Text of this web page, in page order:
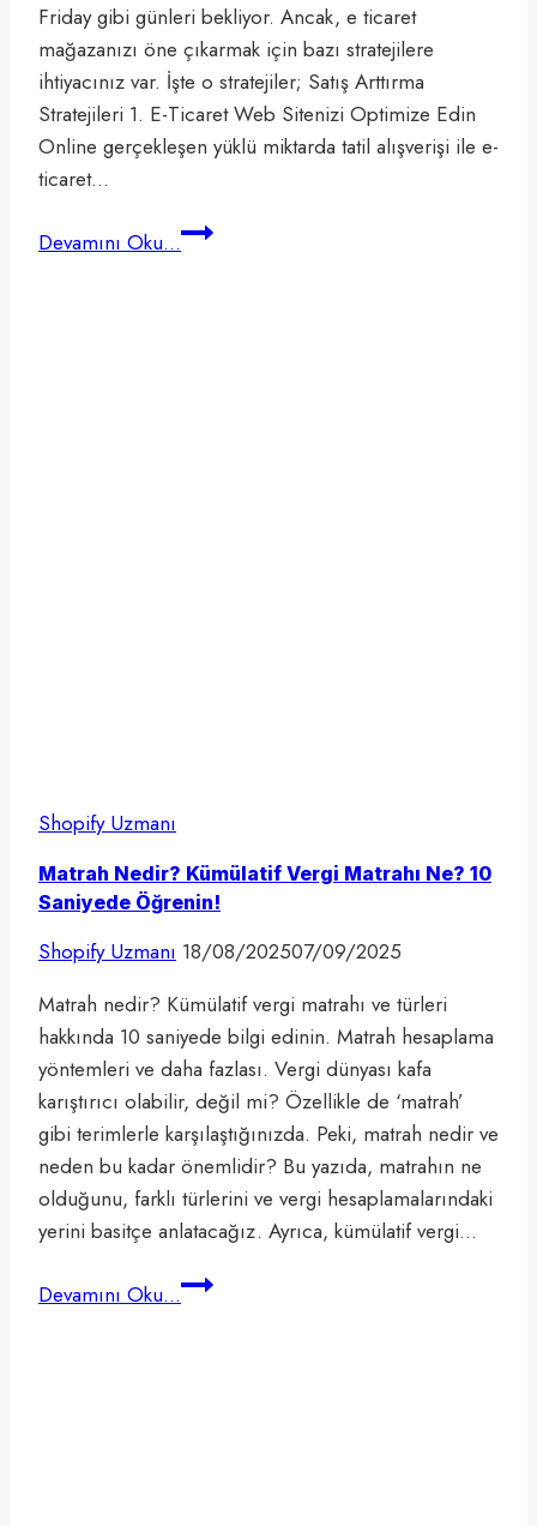
Friday gibi günleri bekliyor. Ancak, e ticaret
mağazanızı öne çıkarmak için bazı stratejilere
ihtiyacınız var. İşte o stratejiler; Satış Arttırma
Stratejileri 1. E-Ticaret Web Sitenizi Optimize Edin
Online gerçekleşen yüklü miktarda tatil alışverişi ile e-
ticaret…
Devamını Oku...Efsane
Shopify Uzmanı
Matrah Nedir? Kümülatif Vergi Matrahı Ne? 10
Saniyede Öğrenin!
Shopify Uzmanı 18/08/202507/09/2025
Matrah nedir? Kümülatif vergi matrahı ve türleri
hakkında 10 saniyede bilgi edinin. Matrah hesaplama
yöntemleri ve daha fazlası. Vergi dünyası kafa
karıştırıcı olabilir, değil mi? Özellikle de ‘matrah’
gibi terimlerle karşılaştığınızda. Peki, matrah nedir ve
neden bu kadar önemlidir? Bu yazıda, matrahın ne
olduğunu, farklı türlerini ve vergi hesaplamalarındaki
yerini basitçe anlatacağız. Ayrıca, kümülatif vergi…
Devamını Oku...Matrah